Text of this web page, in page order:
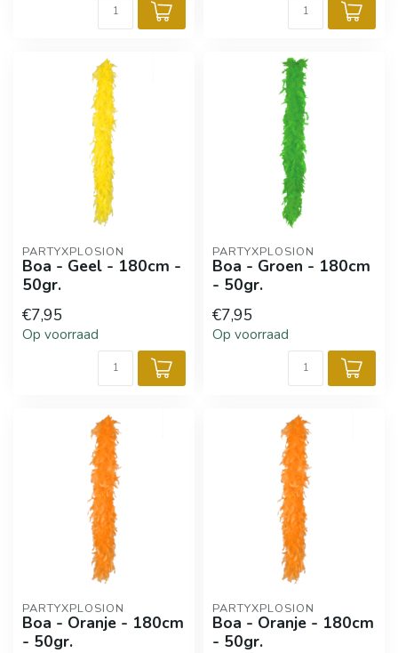
PARTYXPLOSION
Boa - Geel - 180cm -
50gr.
€7,95
Op voorraad
PARTYXPLOSION
Boa - Groen - 180cm
- 50gr.
€7,95
Op voorraad
PARTYXPLOSION
Boa - Oranje - 180cm
- 50gr.
PARTYXPLOSION
Boa - Oranje - 180cm
- 50gr.